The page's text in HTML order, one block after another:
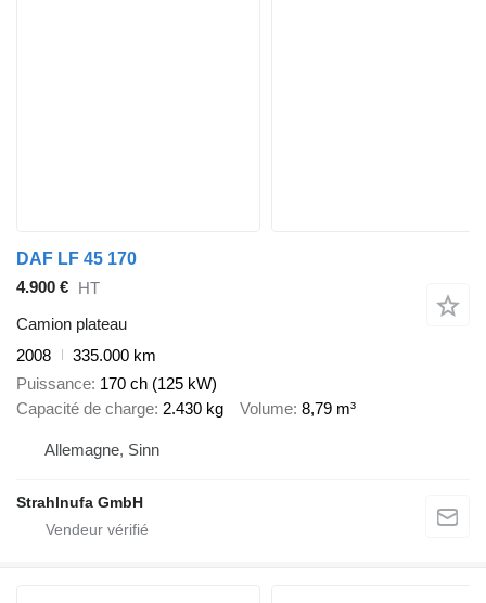
DAF LF 45 170
4.900 € HT
Camion plateau
2008
335.000 km
Puissance 170 ch (125 kW)
Capacité de charge 2.430 kg Volume 8,79 m³
Allemagne, Sinn
Strahlnufa GmbH